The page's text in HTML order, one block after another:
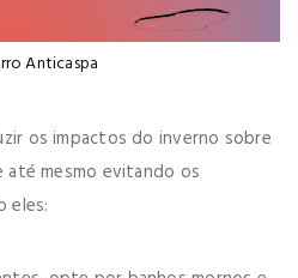
Anticaspa
os impactos do inverno sobre
até mesmo evitando os
eles: